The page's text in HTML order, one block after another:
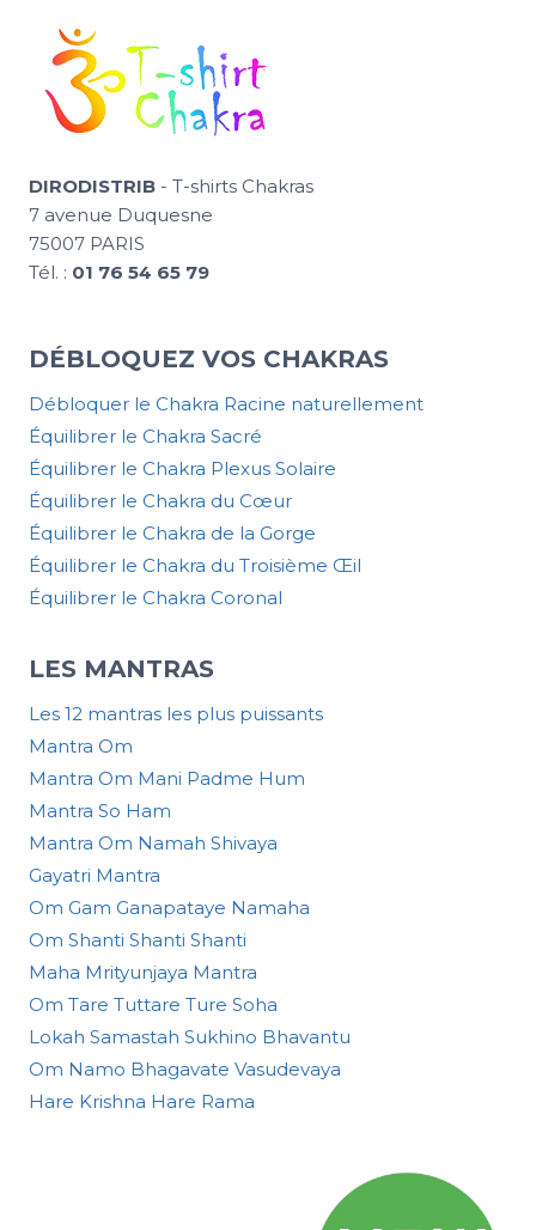
DIRODISTRIB - T-shirts Chakras
7 avenue Duquesne
75007 PARIS
Tél. : 01 76 54 65 79
DÉBLOQUEZ VOS CHAKRAS
Débloquer le Chakra Racine naturellement
Équilibrer le Chakra Sacré
Équilibrer le Chakra Plexus Solaire
Équilibrer le Chakra du Cœur
Équilibrer le Chakra de la Gorge
Équilibrer le Chakra du Troisième Œil
Équilibrer le Chakra Coronal
LES MANTRAS
Les 12 mantras les plus puissants
Mantra Om
Mantra Om Mani Padme Hum
Mantra So Ham
Mantra Om Namah Shivaya
Gayatri Mantra
Om Gam Ganapataye Namaha
Om Shanti Shanti Shanti
Maha Mrityunjaya Mantra
Om Tare Tuttare Ture Soha
Lokah Samastah Sukhino Bhavantu
Om Namo Bhagavate Vasudevaya
Hare Krishna Hare Rama